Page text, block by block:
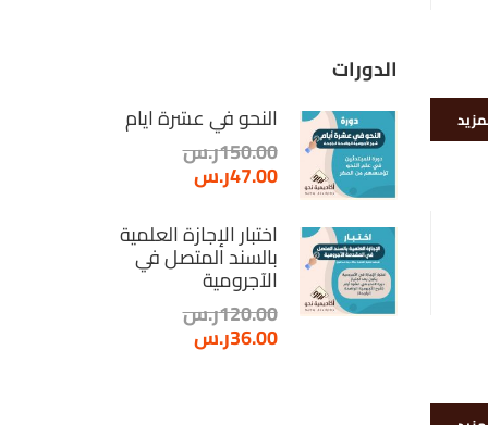
الدورات
النحو في عشرة أيام
150.00ر.س
47.00ر.س
اختبار الإجازة العلمية
بالسند المتصل في
الآجرومية
120.00ر.س
36.00ر.س